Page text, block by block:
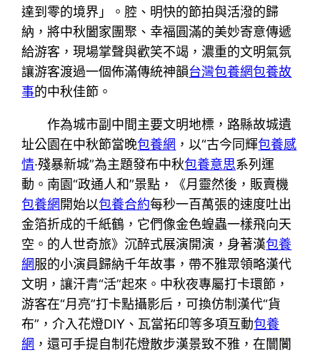
達到零的境界」。腔、明快的節拍與活潑的歸
納，將中秋闔家團聚、幸福圓滿的美妙寄意傳遞
給游客，現場掌聲與歡笑不竭，濃重的文明氣氛
讓游客渡過一個佈滿傳統神韻台灣包養網包養故
事的中秋佳節。
作為城市副中間主要文明地標，路縣故城遺
址公園在中秋節當晚包養網 ，以“古今同輝包養感
情·殘暴新城”為主題發布中秋包養意思系列運
動。南園“政通人和”景點，《月靈然後，販賣機
包養網 開始以包養合約每秒一百萬張的速度吐出
金箔折成的千紙鶴，它們像金色蝗蟲一樣飛向天
空。的人世奇旅》沉醉式展演開演，身著漢包養
網服的小演員歸納千年故事，帶不雅眾領略漢代
文明，讓汗青“活”起來。中秋夜專屬打卡環節，
游客在“月亮”打卡點攝影后，可換仿制漢代“貨
布”，介入花燈DIY、瓦當拓印等多項互動包養
網 ，還可手提自制花燈散步漢景致不雅，在闤闠